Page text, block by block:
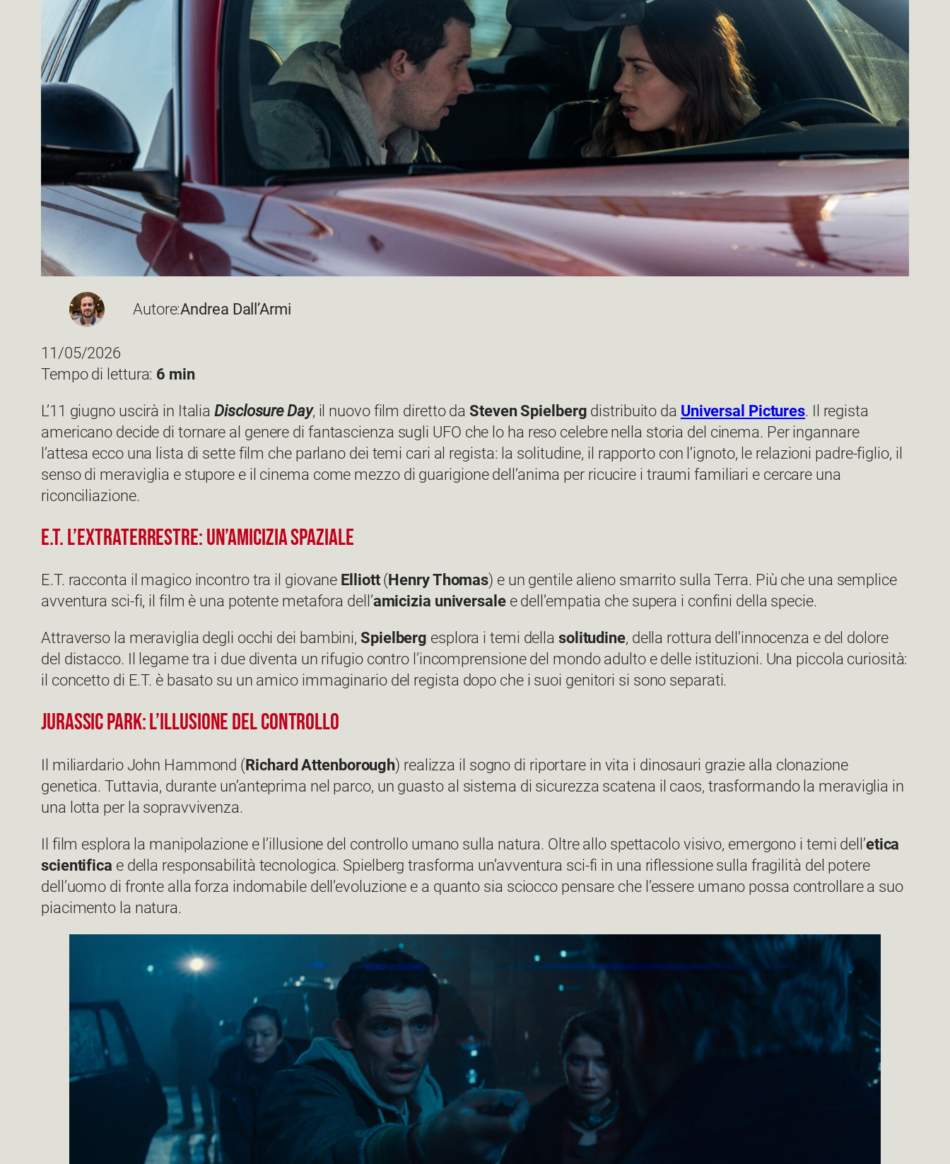
Autore:Andrea Dall’Armi
11/05/2026
Tempo di lettura: 6 min
L’11 giugno uscirà in ItaliaDisclosure Day, il nuovo film diretto daSteven Spielberg distribuito da Universal Pictures. Il regista
americano decide di tornare al genere di fantascienza sugli UFO che lo ha reso celebre nella storia del cinema. Per ingannare
l’attesa ecco una lista di sette film che parlano dei temi cari al regista: la solitudine, il rapporto con l’ignoto, le relazioni padre-figlio, il
senso di meraviglia e stupore e il cinema come mezzo di guarigione dell’anima per ricucire i traumi familiari e cercare una
riconciliazione.
E.T. l’extraterrestre: un’amicizia spaziale
E.T. racconta il magico incontro tra il giovane Elliott( Henry Thomas) e un gentile alieno smarrito sulla Terra. Più che una semplice
avventura sci-fi, il film è una potente metafora dell’amicizia universalee dell’empatia che supera i confini della specie.
Attraverso la meraviglia degli occhi dei bambini, Spielberg esplora i temi della solitudine, della rottura dell’innocenza e del dolore
del distacco. Il legame tra i due diventa un rifugio contro l’incomprensione del mondo adulto e delle istituzioni. Una piccola curiosità:
il concetto di E.T. è basato su un amico immaginario del regista dopo che i suoi genitori si sono separati.
Jurassic Park: l’illusione del controllo
Il miliardario John Hammond (Richard Attenborough) realizza il sogno di riportare in vita i dinosauri grazie alla clonazione
genetica. Tuttavia, durante un’anteprima nel parco, un guasto al sistema di sicurezza scatena il caos, trasformando la meraviglia in
una lotta per la sopravvivenza.
Il film esplora la manipolazione e l’illusione del controllo umano sulla natura. Oltre allo spettacolo visivo, emergono i temi dell’etica
scientifica e della responsabilità tecnologica. Spielberg trasforma un’avventura sci-fi in una riflessione sulla fragilità del potere
dell’uomo di fronte alla forza indomabile dell’evoluzione e a quanto sia sciocco pensare che l’essere umano possa controllare a suo
piacimento la natura.